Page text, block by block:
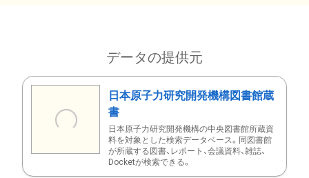
データの提供元
日本原子力研究開発機構図書館蔵
書
日本原子力研究開発機構の中央図書館所蔵資
料を対象とした検索データベース。同図書館
が所蔵する図書、レポート、会議資料、雑誌、
Docketが検索できる。